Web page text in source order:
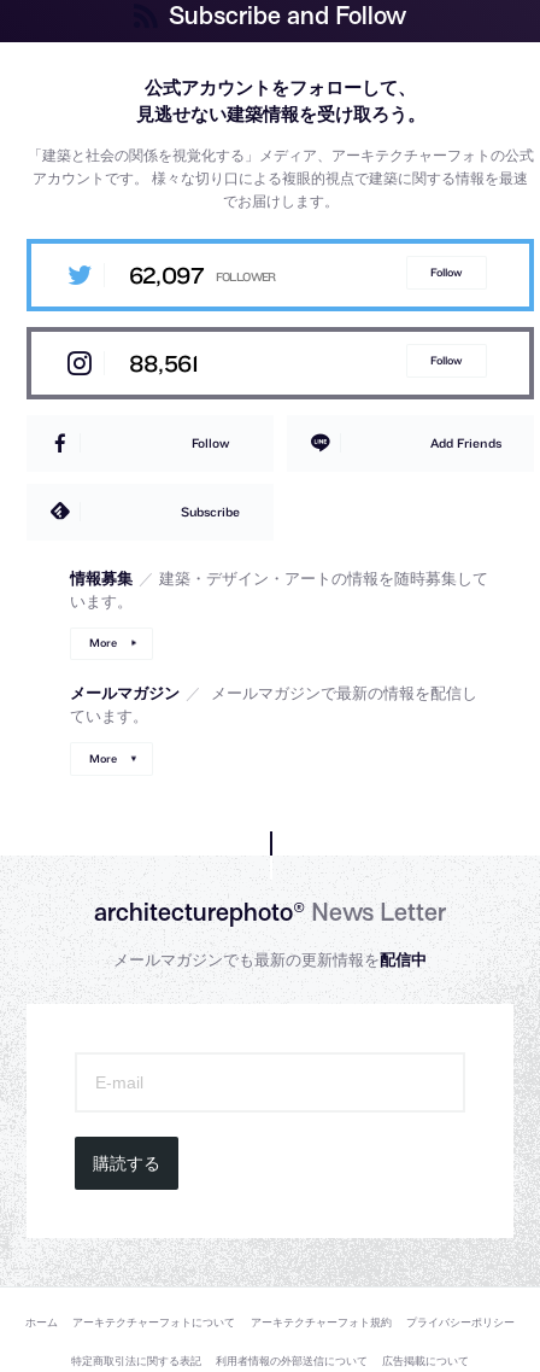
Subscribe and Follow
公式アカウントをフォローして、
見逃せない建築情報を受け取ろう。
「建築と社会の関係を視覚化する」メディア、アーキテクチャーフォトの公式
アカウントです。様々な切り口による複眼的視点で建築に関する情報を最速
でお届けします。
62,097 Follow
88,561 Follow
Follow Add Friends
Subscribe
情報募集 ／ 建築・デザイン・アートの情報を随時募集して
います。
More
メールマガジン ／
メールマガジンで最新の情報を配信し
ています。
More
architecturephoto®News Letter
メールマガジンでも最新の更新情報を配信中
購読する
ホーム アーキテクチャーフォトについて アーキテクチャーフォト規約 プライバシーポリシー
特定商取引法に関する表記 利用者情報の外部送信について 広告掲載について